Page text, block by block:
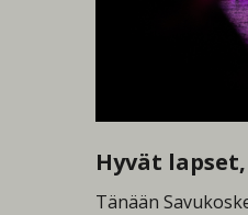
Hyvät
Tänään